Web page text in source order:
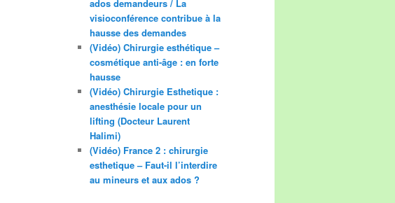
ados demandeurs / La
visioconférence contribue à la
hausse des demandes
(Vidéo) Chirurgie esthétique –
cosmétique anti-âge : en forte
hausse
(Vidéo) Chirurgie Esthetique :
anesthésie locale pour un
lifting (Docteur Laurent
Halimi)
(Vidéo) France 2 : chirurgie
esthetique – Faut-il l’interdire
au mineurs et aux ados ?